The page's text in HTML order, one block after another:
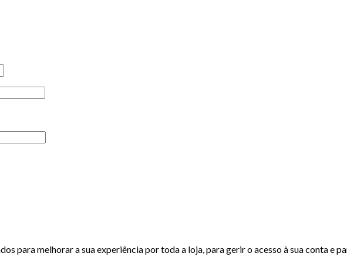
para melhorar a sua experiência por toda a loja, para gerir o acesso à sua conta e